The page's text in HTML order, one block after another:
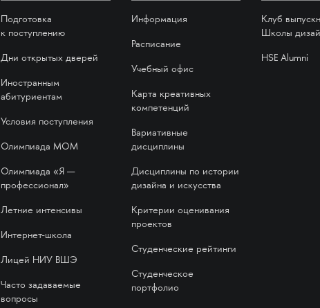
Подготовка
к поступлению
Дни открытых дверей
Иностранным
абитуриентам
Условия поступления
Олимпиада МОМ
Олимпиада «Я —
профессионал»
Летние интенсивы
Интернет-школа
Лицей НИУ ВШЭ
Часто задаваемые
вопросы
Информация
Расписание
Учебный офис
Карта креативных
компетенций
Вариативные
дисциплины
Дисциплины по истории
дизайна и искусства
Критерии оценивания
проектов
Студенческие рейтинги
Студенческое
портфолио
Клуб
Школы
HSE Alumni